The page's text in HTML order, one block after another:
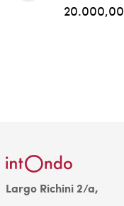
20.000,00
Largo Richini 2/a,